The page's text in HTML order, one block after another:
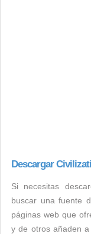
Descargar
Si necesitas
buscar una fuente
páginas web que
y de otros añaden